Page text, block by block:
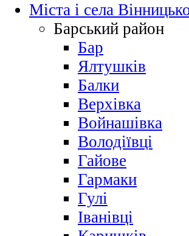
Міста і села
Барський район
Бар
Ялтушків
Балки
Верхівка
Войнашівка
Володіївці
Гайове
Гармаки
Гулі
Іванівці